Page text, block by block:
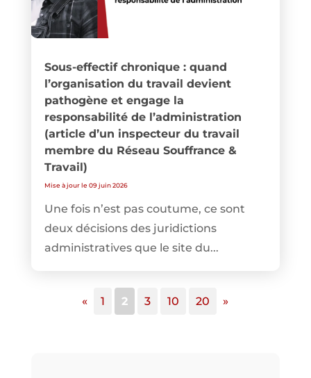
Sous-effectif chronique : quand
l’organisation du travail devient
pathogène et engage la
responsabilité de l’administration
(article d’un inspecteur du travail
membre du Réseau Souffrance &
Travail)
Mise à jour le 09 juin 2026
Une fois n’est pas coutume, ce sont
deux décisions des juridictions
administratives que le site du...
« 1 2 3 10 20 »